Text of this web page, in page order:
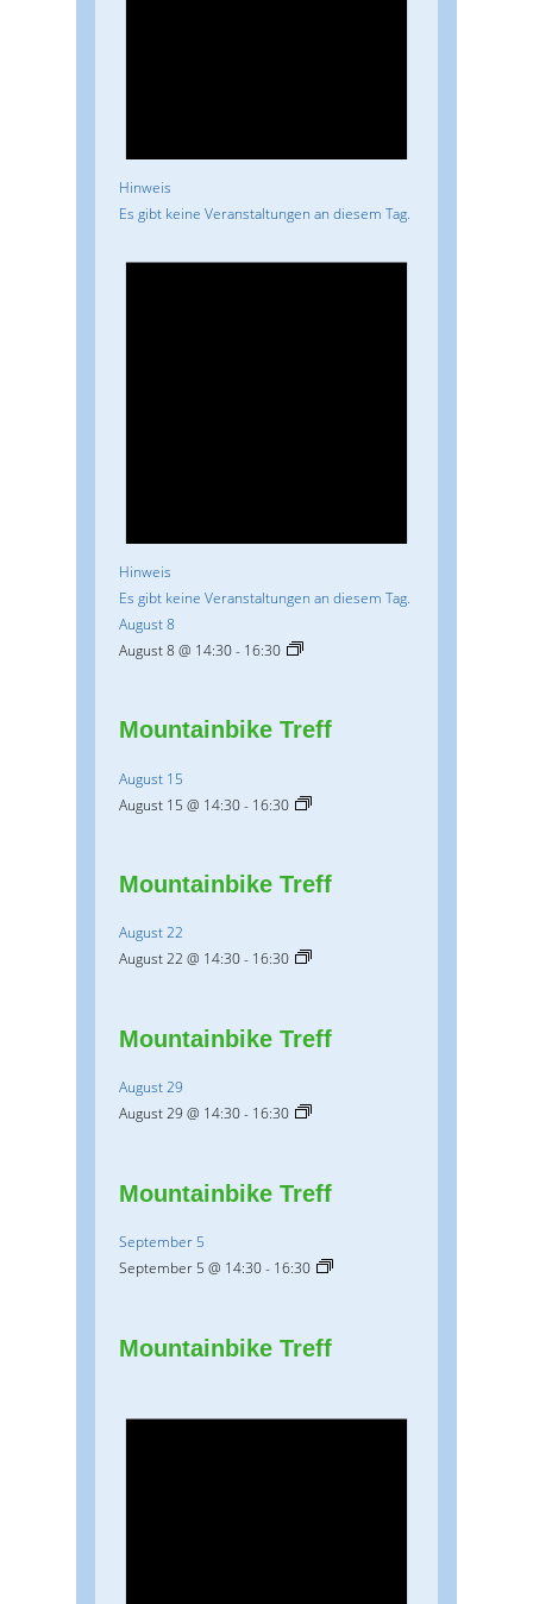
Hinweis
Es gibt keine Veranstaltungen an diesem Tag.
Hinweis
Es gibt keine Veranstaltungen an diesem Tag.
August 8
August 8 @ 14:30- 16:30
Mountainbike Treff
August 15
August 15 @ 14:30- 16:30
Mountainbike Treff
August 22
August 22 @ 14:30- 16:30
Mountainbike Treff
August 29
August 29 @ 14:30- 16:30
Mountainbike Treff
September 5
September 5 @ 14:30- 16:30
Mountainbike Treff